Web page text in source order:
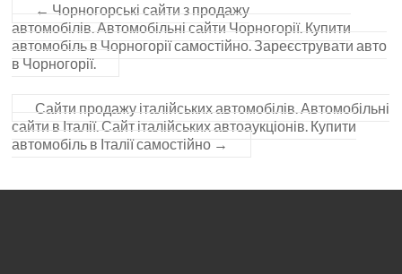
← Чорногорські сайти з продажу
автомобілів. Автомобільні сайти Чорногорії. Купити
автомобіль в Чорногорії самостійно. Зареєструвати авто
в Чорногорії.
Сайти продажу італійських автомобілів. Автомобільні
сайти в Італії. Сайт італійських автоаукціонів. Купити
автомобіль в Італії самостійно →